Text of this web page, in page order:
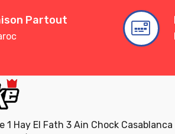
Partout
1 Hay El Fath 3 Ain Chock Casablanca